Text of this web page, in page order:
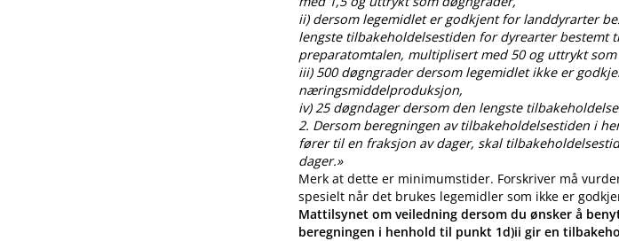
ii) dersom legemidlet er godkjent for landdyrarter
lengste tilbakeholdelsestiden for dyrearter
preparatomtalen, multiplisert med 50 og uttrykt
iii) 500 døgngrader dersom legemidlet ikke er
næringsmiddelproduksjon,
iv) 25 døgndager dersom den lengste
2. Dersom beregningen av tilbakeholdelsestiden i
fører til en fraksjon av dager, skal
dager.»
Merk at dette er minimumstider. Forskriver må
spesielt når det brukes legemidler som ikke er
Mattilsynet om veiledning dersom du ønsker å
beregningen i henhold til punkt 1d)ii gir en